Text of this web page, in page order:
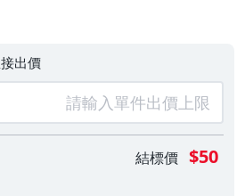
出價
結標價 $50